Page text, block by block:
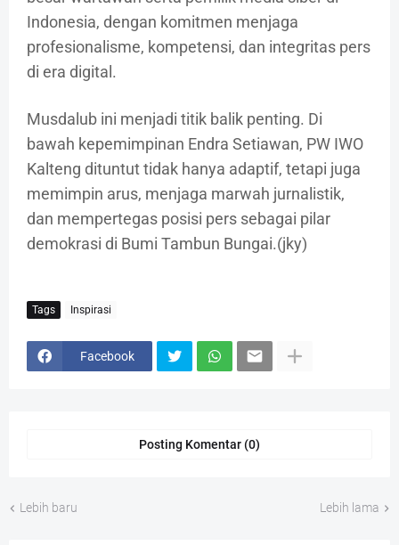
Indonesia, dengan komitmen menjaga
profesionalisme, kompetensi, dan integritas pers
di era digital.
Musdalub ini menjadi titik balik penting. Di
bawah kepemimpinan Endra Setiawan, PW IWO
Kalteng dituntut tidak hanya adaptif, tetapi juga
memimpin arus, menjaga marwah jurnalistik,
dan mempertegas posisi pers sebagai pilar
demokrasi di Bumi Tambun Bungai.(jky)
Tags Inspirasi
Facebook
Posting Komentar (0)
Lebih baru Lebih lama